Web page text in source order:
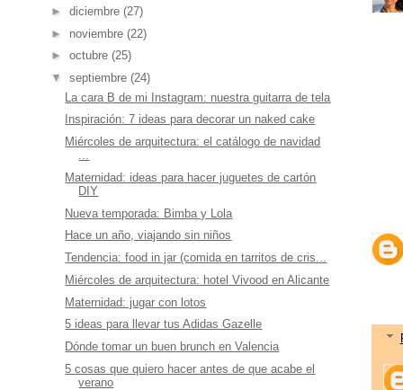
► diciembre (27)
► noviembre (22)
► octubre (25)
▼ septiembre (24)
La cara B de mi Instagram: nuestra guitarra de tela
Inspiración: 7 ideas para decorar un naked cake
Miércoles de arquitectura: el catálogo de navidad
...
Maternidad: ideas para hacer juguetes de cartón
DIY
Nueva temporada: Bimba y Lola
Hace un año, viajando sin niños
Tendencia: food in jar (comida en tarritos de cris...
Miércoles de arquitectura: hotel Vivood en Alicante
Maternidad: jugar con lotos
5 ideas para llevar tus Adidas Gazelle
Dónde tomar un buen brunch en Valencia
5 cosas que quiero hacer antes de que acabe el
verano